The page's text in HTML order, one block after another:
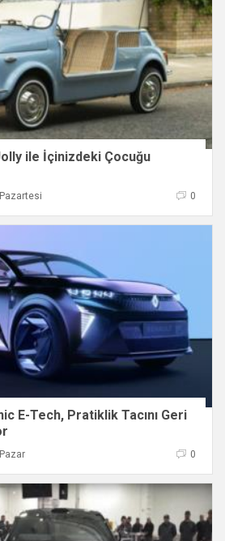
ile İçinizdeki Çocuğu
0
E-Tech, Pratiklik Tacını Geri
0